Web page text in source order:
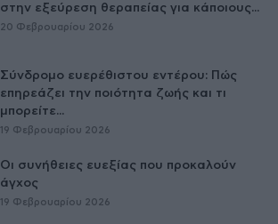
στην εξεύρεση θεραπείας για κάποιους...
20 Φεβρουαρίου 2026
Σύνδρομο ευερέθιστου εντέρου: Πώς
επηρεάζει την ποιότητα ζωής και τι
μπορείτε...
19 Φεβρουαρίου 2026
Οι συνήθειες ευεξίας που προκαλούν
άγχος
19 Φεβρουαρίου 2026